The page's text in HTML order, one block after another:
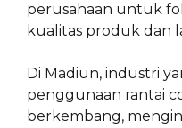
perusahaan untuk
kualitas produk dan
Di Madiun, industri
penggunaan rantai
berkembang,